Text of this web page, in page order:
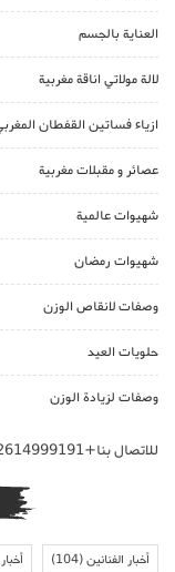
العناية بالجسم
لالة مولاتي اناقة مغربية
ازياء فساتين القفطان
عصائر و مقبلات مغربية
شهيوات عالمية
شهيوات رمضان
وصفات لانقاص الوزن
حلويات العيد
وصفات لزيادة الوزن
للاتصال بنا+212614999191
أخبار الفنانين(104)